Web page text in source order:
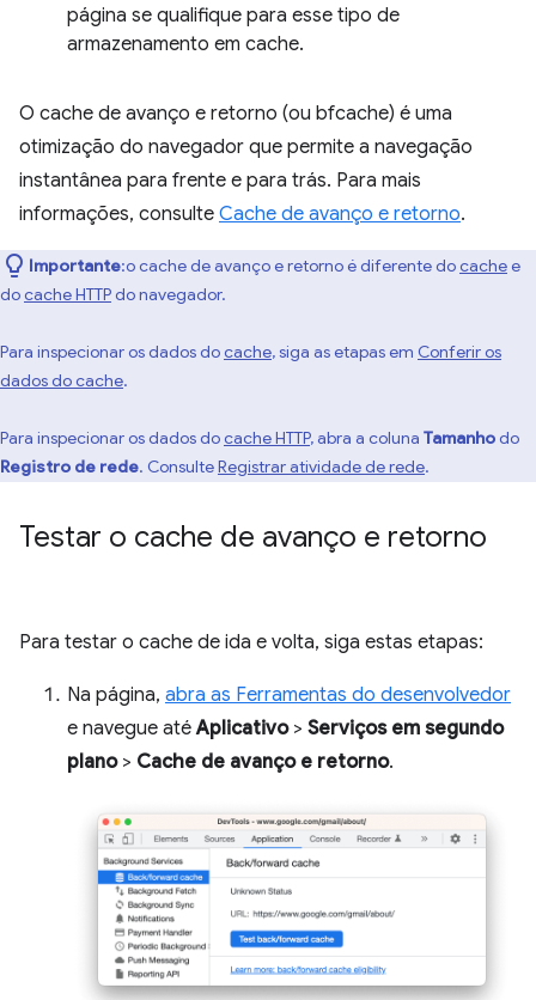
página se qualifique para esse tipo de
armazenamento em cache.
O cache de avanço e retorno (ou bfcache) é uma
otimização do navegador que permite a navegação
instantânea para frente e para trás. Para mais
informações, consulte Cache de avanço e retorno.
Importante:o cache de avanço e retorno é diferente docachee
docache HTTPdo navegador.
Para inspecionar os dados docache, siga as etapas em Conferir os
dados do cache.
Para inspecionar os dados docache HTTP, abra a coluna Tamanhodo
Registro de rede. ConsulteRegistrar atividade de rede.
Testar o cache de avanço e retorno
Para testar o cache de ida e volta, siga estas etapas:
Na página, abra as Ferramentas do desenvolvedor
e navegue atéAplicativo> Serviços em segundo
plano> Cache de avanço e retorno.